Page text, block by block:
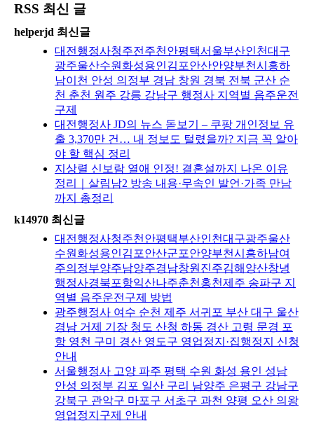
RSS 최신 글
helperjd 최신글
대전행정사청주전주천안평택서울부산인천대구
광주울산수원화성용인김포안산안양부천시흥하
남이천 안성 의정부 경남 창원 경북 전북 군산 순
천 춘천 원주 강릉 강남구 행정사 지역별 음주운전
구제
대전행정사 JD의 뉴스 돋보기 – 쿠팡 개인정보 유
출 3,370만 건… 내 정보도 털렸을까? 지금 꼭 알아
야 할 핵심 정리
지상렬 신보람 열애 인정! 결혼설까지 나온 이유
정리｜살림남2 방송 내용·무속인 발언·가족 만남
까지 총정리
k14970 최신글
대전행정사청주천안평택부산인천대구광주울산
수원화성용인김포안산군포안양부천시흥하남여
주의정부양주남양주경남창원진주김해양산창녕
행정사경북포항익산나주춘천홍천제주 송파구 지
역별 음주운전구제 방법
광주행정사 여수 순천 제주 서귀포 부산 대구 울산
경남 거제 기장 청도 산청 하동 경산 고령 문경 포
항 영천 구미 경산 영도구 영업정지·집행정지 신청
안내
서울행정사 고양 파주 평택 수원 화성 용인 성남
안성 의정부 김포 일산 구리 남양주 은평구 강남구
강북구 관악구 마포구 서초구 과천 양평 오산 의왕
영업정지구제 안내